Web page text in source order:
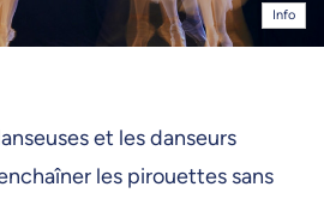
Info
et les danseurs
les pirouettes sans